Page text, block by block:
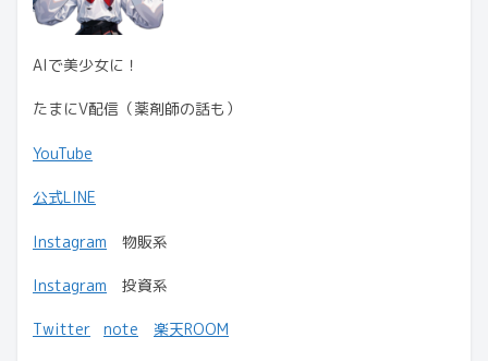
AIで美少女に！
たまにV配信（薬剤師の話も）
YouTube
公式LINE
Instagram 物販系
Instagram 投資系
Twitter note 楽天ROOM